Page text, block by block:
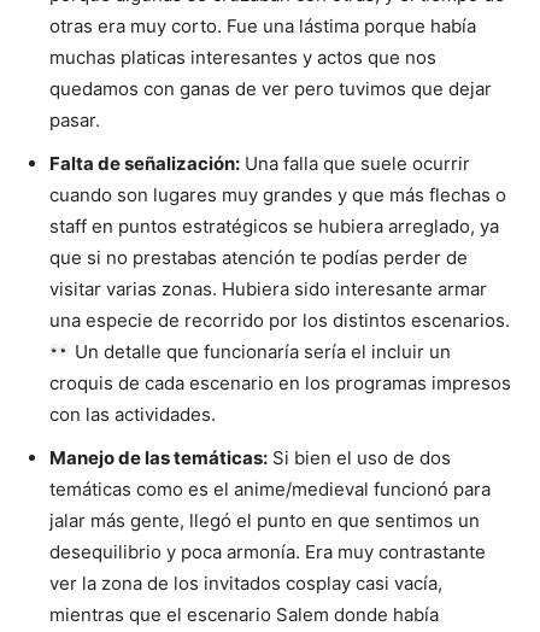
otras era muy corto. Fue una lástima porque había
muchas platicas interesantes y actos que nos
quedamos con ganas de ver pero tuvimos que dejar
pasar.
Falta de señalización: Una falla que suele ocurrir
cuando son lugares muy grandes y que más flechas o
staff en puntos estratégicos se hubiera arreglado, ya
que si no prestabas atención te podías perder de
visitar varias zonas. Hubiera sido interesante armar
una especie de recorrido por los distintos escenarios.
Un detalle que funcionaría sería el incluir un
croquis de cada escenario en los programas impresos
con las actividades.
Manejo de las temáticas: Si bien el uso de dos
temáticas como es el anime/medieval funcionó para
jalar más gente, llegó el punto en que sentimos un
desequilibrio y poca armonía. Era muy contrastante
ver la zona de los invitados cosplay casi vacía,
mientras que el escenario Salem donde había